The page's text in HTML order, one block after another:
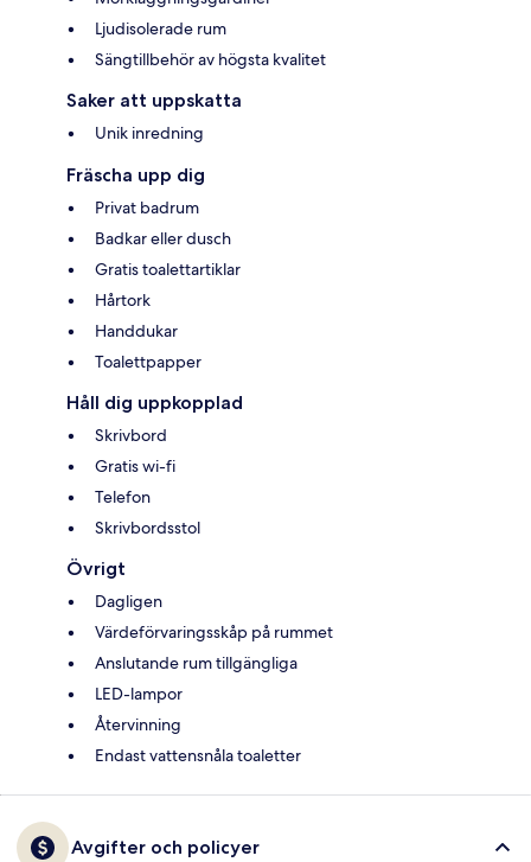
Ljudisolerade rum
Sängtillbehör av högsta kvalitet
Saker att uppskatta
Unik inredning
Fräscha upp dig
Privat badrum
Badkar eller dusch
Gratis toalettartiklar
Hårtork
Handdukar
Toalettpapper
Håll dig uppkopplad
Skrivbord
Gratis wi-fi
Telefon
Skrivbordsstol
Övrigt
Dagligen
Värdeförvaringsskåp på rummet
Anslutande rum tillgängliga
LED-lampor
Återvinning
Endast vattensnåla toaletter
Avgifter och policyer